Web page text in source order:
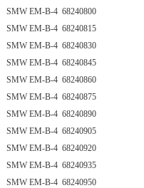
SMW EM-B-4 68240800
SMW EM-B-4 68240815
SMW EM-B-4 68240830
SMW EM-B-4 68240845
SMW EM-B-4 68240860
SMW EM-B-4 68240875
SMW EM-B-4 68240890
SMW EM-B-4 68240905
SMW EM-B-4 68240920
SMW EM-B-4 68240935
SMW EM-B-4 68240950